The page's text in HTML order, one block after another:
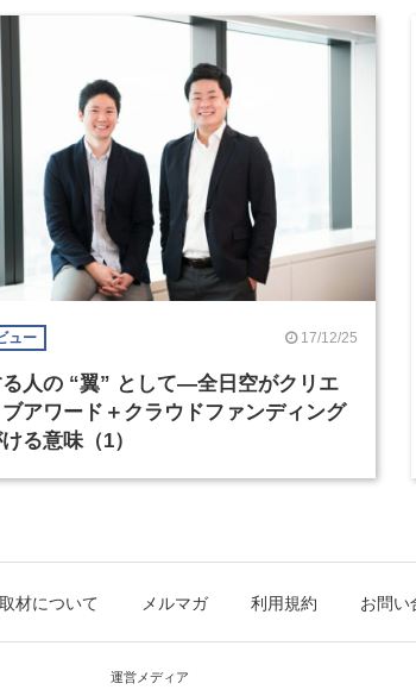
ュー 17/12/25
人の “翼” として―全日空がクリエ
アワード＋クラウドファンディング
る意味（1）
材について メルマガ 利用規約 お問い
運営メディア